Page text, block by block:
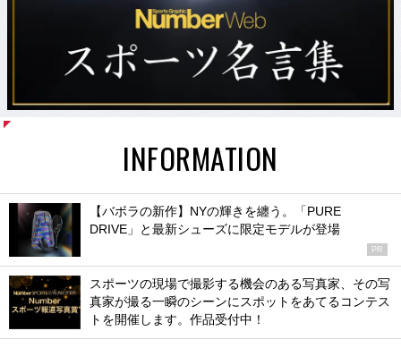
INFORMATION
【バボラの新作】NYの輝きを纏う。「PURE
DRIVE」と最新シューズに限定モデルが登場
PR
スポーツの現場で撮影する機会のある写真家、その写
真家が撮る一瞬のシーンにスポットをあてるコンテス
トを開催します。作品受付中！